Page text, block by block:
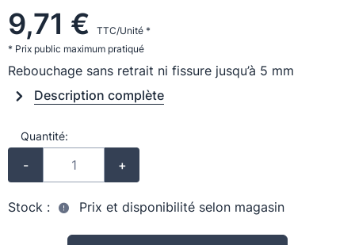
9,71 €
TTC/Unité *
* Prix public maximum pratiqué
Rebouchage sans retrait ni fissure jusqu’à 5 mm
Description complète
Quantité:
- +
Stock : Prix et disponibilité selon magasin